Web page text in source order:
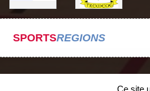
SPORTSREGIONS
Ce site